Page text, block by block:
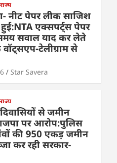
राज्य
नीट पेपर लीक साजिश
एक्सपर्ट्स पेपर
सवाल याद कर लेते
वॉट्सएप-टेलीग्राम से
Star Savera
राज्य
से जमीन
पर आरोप:पुलिस
की 950 एकड़ जमीन
कर रही सरकार-